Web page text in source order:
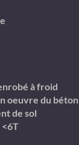
à froid
oeuvre du béton
de sol